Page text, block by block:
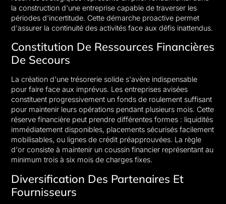
la construction d'une entreprise capable de traverser les
périodes d'incertitude. Cette démarche proactive permet
d'assurer la continuité des activités face aux défis inattendus.
Constitution De Ressources Financières
De Secours
La création d'une trésorerie solide s'avère indispensable
pour faire face aux imprévus. Les entreprises avisées
constituent progressivement un fonds de roulement suffisant
pour maintenir leurs opérations pendant plusieurs mois. Cette
réserve financière peut prendre différentes formes : liquidités
immédiatement disponibles, placements sécurisés facilement
mobilisables, ou lignes de crédit préapprouvées. La règle
d'or consiste à maintenir un coussin financier représentant au
minimum trois à six mois de charges fixes.
Diversification Des Partenaires Et
Fournisseurs